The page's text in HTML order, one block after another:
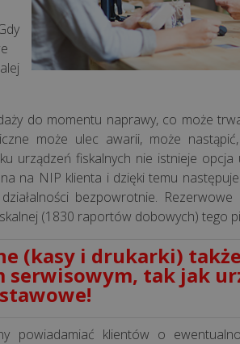
do momentu naprawy, co może
może ulec awarii, może
urządzeń fiskalnych nie istnieje
na NIP klienta i dzięki temu
bezpowrotnie. Rezerwowe
(1830 raportów dobowych) tego
(kasy i drukarki)
tak jak
powiadamiać klientów o